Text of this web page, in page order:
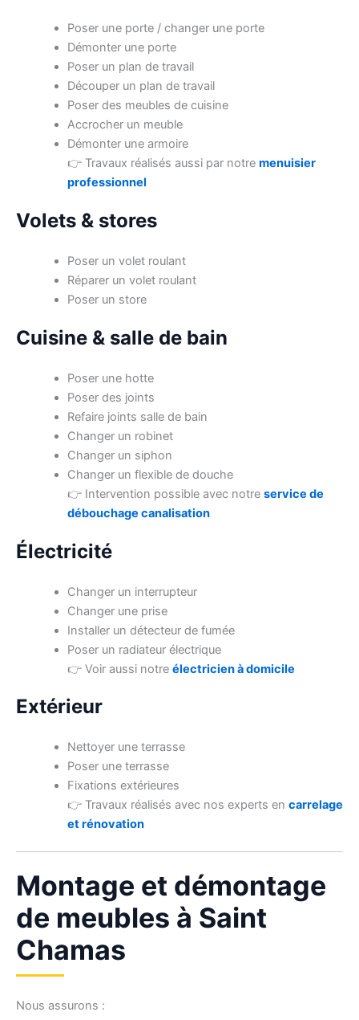
Poser une porte / changer une porte
Démonter une porte
Poser un plan de travail
Découper un plan de travail
Poser des meubles de cuisine
Accrocher un meuble
Démonter une armoire
👉 Travaux réalisés aussi par notre menuisier
professionnel
Volets & stores
Poser un volet roulant
Réparer un volet roulant
Poser un store
Cuisine & salle de bain
Poser une hotte
Poser des joints
Refaire joints salle de bain
Changer un robinet
Changer un siphon
Changer un flexible de douche
👉 Intervention possible avec notre service de
débouchage canalisation
Électricité
Changer un interrupteur
Changer une prise
Installer un détecteur de fumée
Poser un radiateur électrique
👉 Voir aussi notre électricien à domicile
Extérieur
Nettoyer une terrasse
Poser une terrasse
Fixations extérieures
👉 Travaux réalisés avec nos experts en carrelage
et rénovation
Montage et démontage
de meubles à Saint
Chamas
Nous assurons :